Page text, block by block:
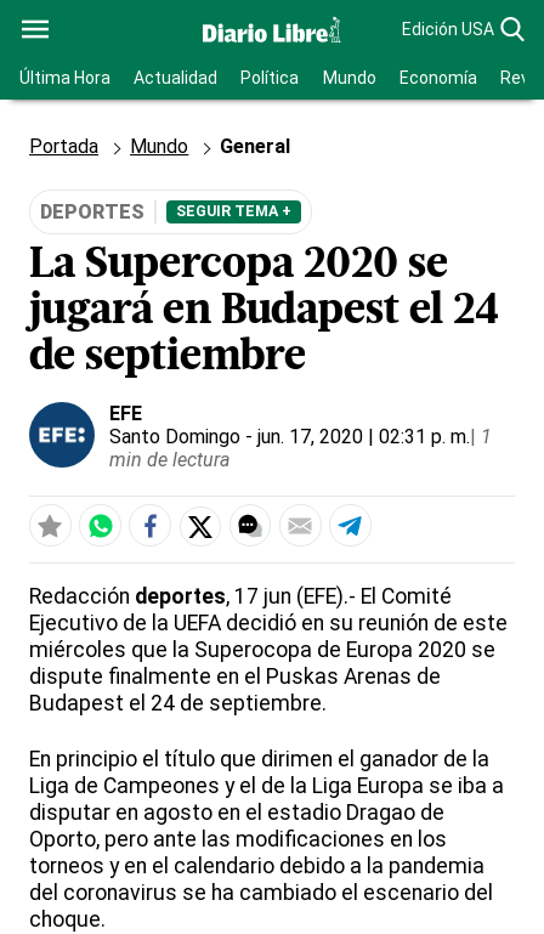
Edición USA
Última Hora Actualidad Política Mundo Economía
Portada Mundo General
DEPORTES SEGUIR TEMA +
La Supercopa 2020 se
jugará en Budapest el 24
de septiembre
EFE
Santo Domingo - jun. 17, 2020 | 02:31 p. m.| 1
min de lectura
Redacción deportes, 17 jun (EFE).- El Comité
Ejecutivo de la UEFA decidió en su reunión de este
miércoles que la Superocopa de Europa 2020 se
dispute finalmente en el Puskas Arenas de
Budapest el 24 de septiembre.
En principio el título que dirimen el ganador de la
Liga de Campeones y el de la Liga Europa se iba a
disputar en agosto en el estadio Dragao de
Oporto, pero ante las modificaciones en los
torneos y en el calendario debido a la pandemia
del coronavirus se ha cambiado el escenario del
choque.